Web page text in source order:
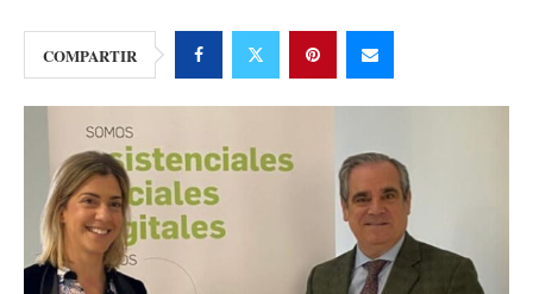
COMPARTIR